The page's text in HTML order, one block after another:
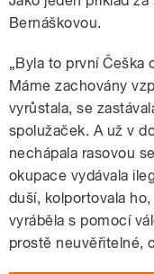
Bernáškovou.
„Byla to první Češka
Máme zachovány
vyrůstala, se
spolužaček. A už v
nechápala rasovou
okupace vydávala
duší, kolportovala
vyráběla s pomocí
prostě neuvěřitelné,